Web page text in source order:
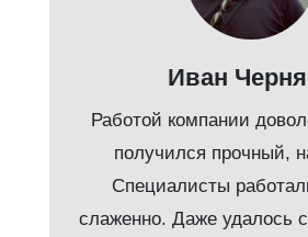
Иван
Работой компании
получился прочный,
Специалисты
слаженно. Даже удалось